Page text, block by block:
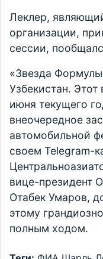
Леклер,
организации,
сессии,
«Звезда
Узбекистан.
июня текущего
внеочередное
автомобильной
своем Telegram-
вице-президент
Отабек Умаров,
этому
полным ходом.